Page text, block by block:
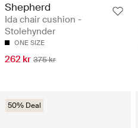
Shepherd
Ida chair cushion -
Stolehynder
ONE SIZE
262 kr 375 kr
50% Deal